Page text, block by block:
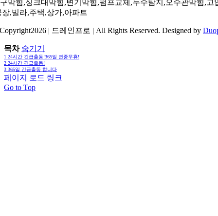
막힘,싱크대막힘,변기막힘,펌프교체,누수탐지,오수관막힘,고
장,빌라,주택,상가,아파트
| 드레인프로 | All Rights Reserved. Designed by
목차 숨기기
1 24시간 긴급출동!365일 연중무휴!
2 24시간 긴급출동!
3 365일 긴급출동 합니다
페이지 로드 링크
Go to Top